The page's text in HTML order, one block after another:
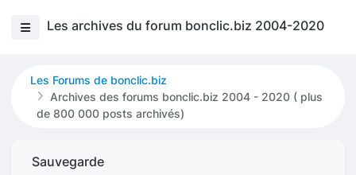
Les archives du forum bonclic.biz 2004-2020
Les Forums de bonclic.biz
Archives des forums bonclic.biz 2004 - 2020 ( plus
de 800 000 posts archivés)
Sauvegarde